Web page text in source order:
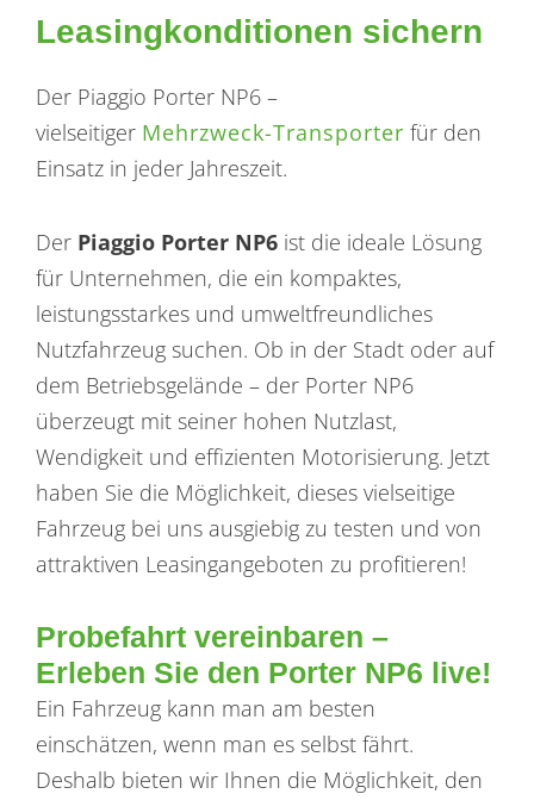
Leasingkonditionen sichern
Der Piaggio Porter NP6 –
vielseitiger Mehrzweck-Transporter für den
Einsatz in jeder Jahreszeit.
Der Piaggio Porter NP6 ist die ideale Lösung
für Unternehmen, die ein kompaktes,
leistungsstarkes und umweltfreundliches
Nutzfahrzeug suchen. Ob in der Stadt oder auf
dem Betriebsgelände – der Porter NP6
überzeugt mit seiner hohen Nutzlast,
Wendigkeit und effizienten Motorisierung. Jetzt
haben Sie die Möglichkeit, dieses vielseitige
Fahrzeug bei uns ausgiebig zu testen und von
attraktiven Leasingangeboten zu profitieren!
Probefahrt vereinbaren –
Erleben Sie den Porter NP6 live!
Ein Fahrzeug kann man am besten
einschätzen, wenn man es selbst fährt.
Deshalb bieten wir Ihnen die Möglichkeit, den